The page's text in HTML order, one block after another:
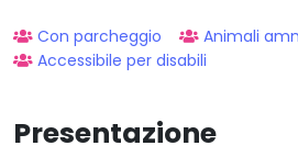
Con parcheggio Animali
Accessibile per disabili
Presentazione